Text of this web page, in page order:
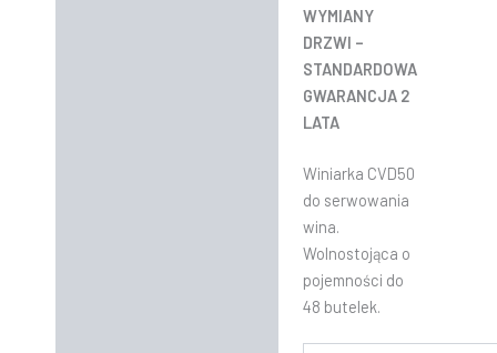
WYMIANY
DRZWI –
STANDARDOWA
GWARANCJA 2
LATA
Winiarka CVD50
do serwowania
wina.
Wolnostojąca o
pojemności do
48 butelek.